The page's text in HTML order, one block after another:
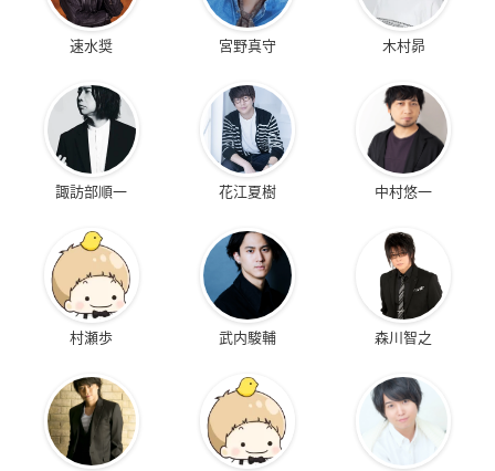
速水奨 宮野真守 木村昴
諏訪部順一 花江夏樹 中村悠一
村瀬歩 武内駿輔 森川智之